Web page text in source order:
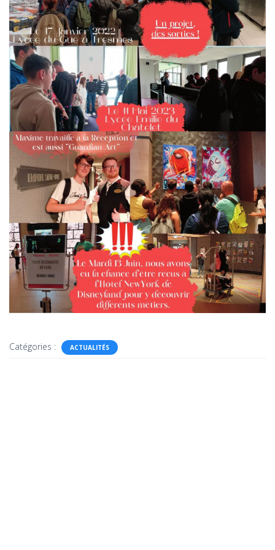
Catégories : ACTUALITÉS